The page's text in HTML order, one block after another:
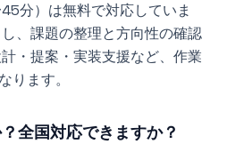
分）は無料で対応していま
、課題の整理と方向性の確認
・提案・実装支援など、作業
ります。
全国対応できますか？